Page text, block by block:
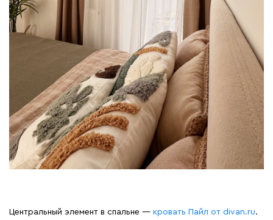
Центральный элемент в спальне — кровать Пайл от divan.ru.